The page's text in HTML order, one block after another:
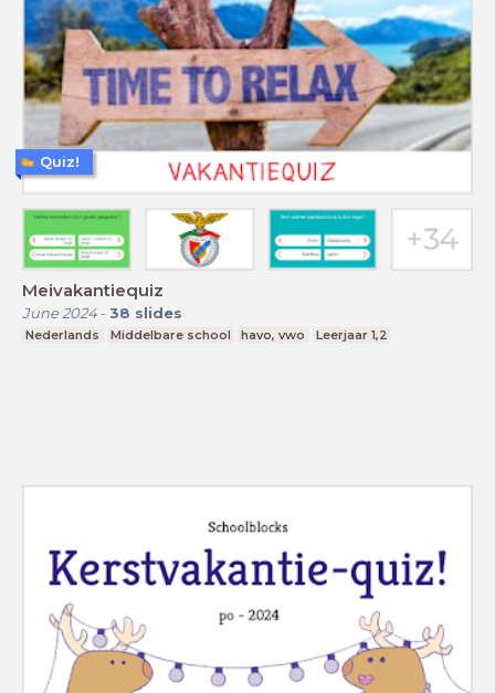
Meivakantiequiz
June 2024- 38 slides
Nederlands Middelbare school havo, vwo Leerjaar 1,2
Quiz!